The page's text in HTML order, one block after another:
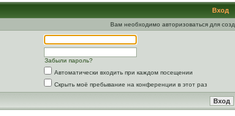
Вход
Вам необходимо авторизоваться для
Забыли пароль?
Автоматически входить при каждом посещении
Скрыть моё пребывание на конференции в этот раз